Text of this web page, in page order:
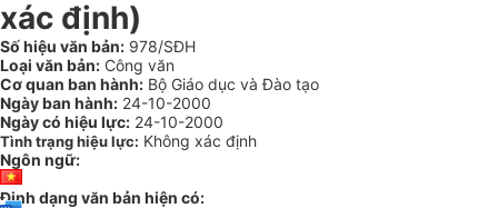
xác định)
Số hiệu văn bản: 978/SĐH
Loại văn bản: Công văn
Cơ quan ban hành: Bộ Giáo dục và Đào tạo
Ngày ban hành: 24-10-2000
Ngày có hiệu lực: 24-10-2000
Tình trạng hiệu lực: Không xác định
Ngôn ngữ:
Định dạng văn bản hiện có: